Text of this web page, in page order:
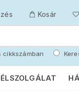
Kosár
cikkszámban